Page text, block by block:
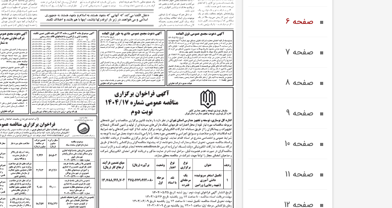
صفحه 6
صفحه 7
صفحه 8
صفحه 9
صفحه 10
صفحه 11
صفحه 12